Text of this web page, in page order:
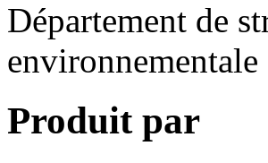
Département de
Produit par